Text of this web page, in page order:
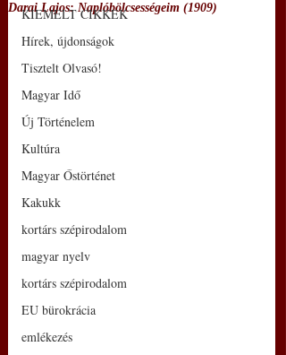
KIEMELT CIKKEK
Hírek, újdonságok
Tisztelt Olvasó!
Magyar Idő
Új Történelem
Kultúra
Magyar Őstörténet
Kakukk
kortárs szépirodalom
magyar nyelv
kortárs szépirodalom
EU bürokrácia
emlékezés
Darai Lajos: Naplóbölcsességeim (1909)